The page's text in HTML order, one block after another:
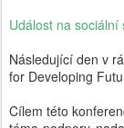
Událost na sociální
Následující den v
for Developing
Cílem této